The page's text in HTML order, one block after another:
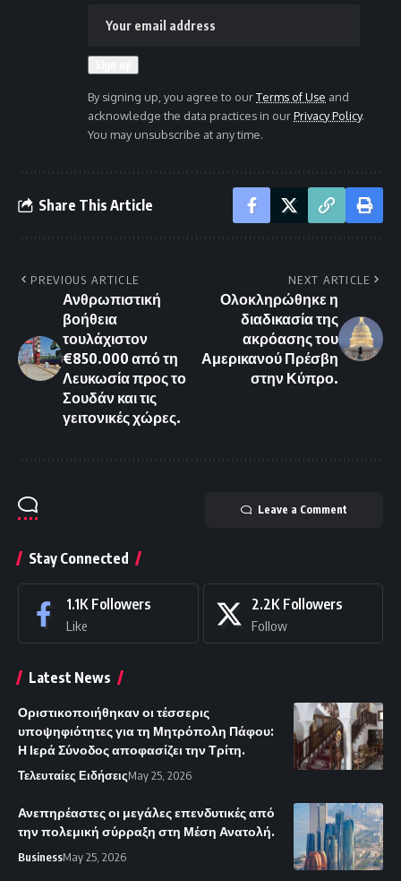
By signing up, you agree to ourTerms of Use and
acknowledge the data practices in ourPrivacy Policy.
You may unsubscribe at any time.
Share This Article
PREVIOUS ARTICLE
Ανθρωπιστική
βοήθεια
τουλάχιστον
€850.000 από τη
Λευκωσία προς το
Σουδάν και τις
γειτονικές χώρες.
NEXT ARTICLE
Ολοκληρώθηκε η
διαδικασία της
ακρόασης του
Αμερικανού Πρέσβη
στην Κύπρο.
Leave a Comment
Stay Connected
1.1K Followers
Like
2.2K Followers
Follow
Latest News
Οριστικοποιήθηκαν οι τέσσερις
υποψηφιότητες για τη Μητρόπολη Πάφου:
Η Ιερά Σύνοδος αποφασίζει την Τρίτη.
Τελευταίες ΕιδήσειςMay 25, 2026
Ανεπηρέαστες οι μεγάλες επενδυτικές από
την πολεμική σύρραξη στη Μέση Ανατολή.
BusinessMay 25, 2026